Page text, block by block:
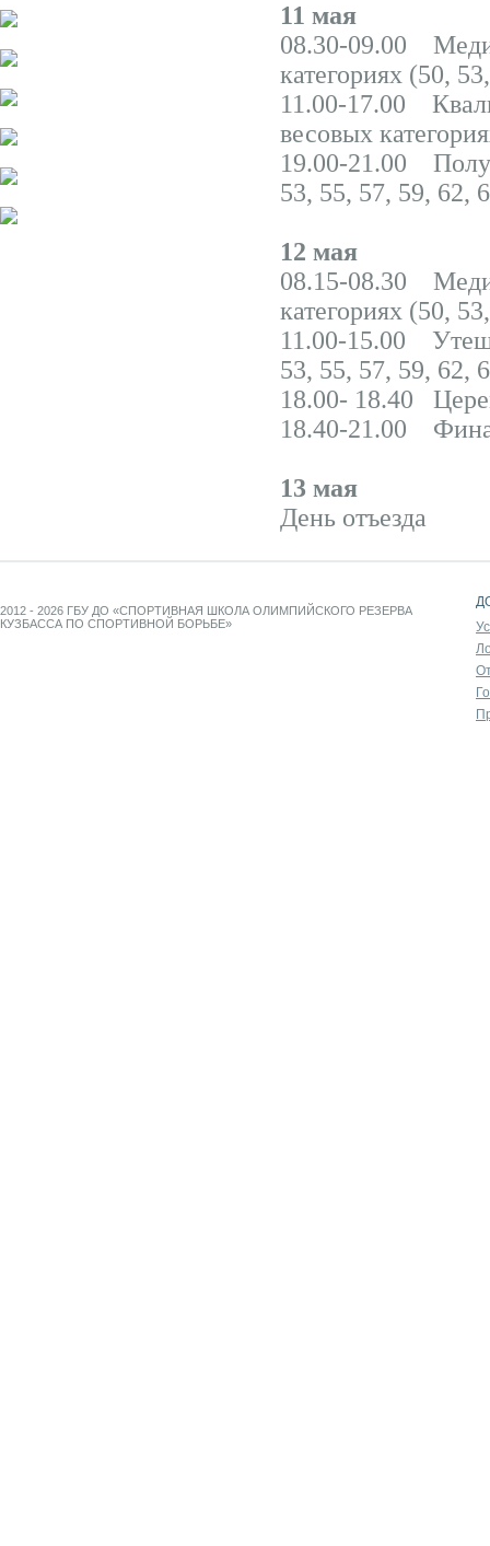
11 мая
08.30-09.00
категориях (50,
11.00-17.00
весовых
19.00-21.00
53, 55, 57, 59, 62,
12 мая
08.15-08.30
категориях (50,
11.00-15.00
53, 55, 57, 59, 62,
18.00- 18.40
18.40-21.00
13 мая
День отъезда
2012 - 2026 ГБУ ДО «СПОРТИВНАЯ ШКОЛА ОЛИМПИЙСКОГО РЕЗЕРВА
КУЗБАССА ПО СПОРТИВНОЙ БОРЬБЕ»